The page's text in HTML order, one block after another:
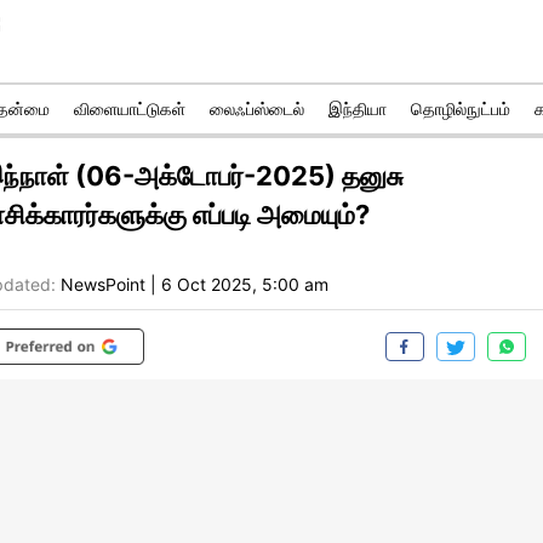
விளையாட்டுகள் லைஃப்ஸ்டைல் இந்தியா தொழில்நுட்பம்
(06-அக்டோபர்-2025) தனுசு
எப்படி அமையும்?
NewsPoint 6 Oct 2025, 5:00 am